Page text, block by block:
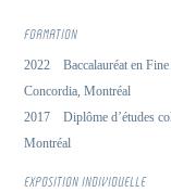
FORMATION
2022 Baccalauréat en
Concordia, Montréal
2017 Diplôme d’études
Montréal
EXPOSITION INDIVIDUELLE